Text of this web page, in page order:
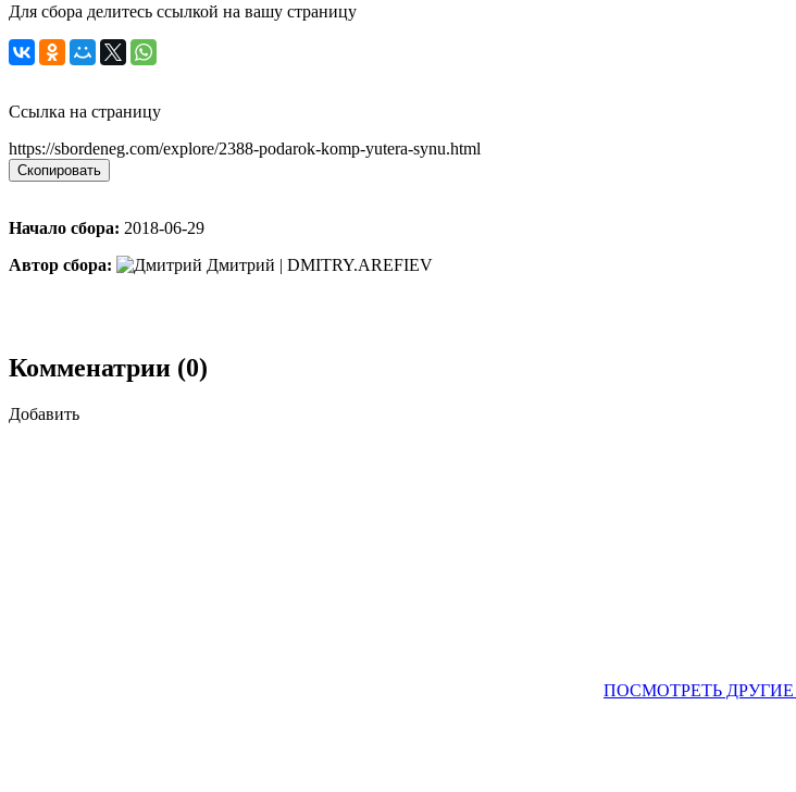
Для сбора делитесь ссылкой на вашу страницу
Ссылка на страницу
https://sbordeneg.com/explore/2388-podarok-komp-yutera-synu.html
Скопировать
Начало сбора: 2018-06-29
Автор сбора:
Дмитрий | DMITRY.AREFIEV
Комменатрии (0)
Добавить
ПОСМОТРЕТЬ